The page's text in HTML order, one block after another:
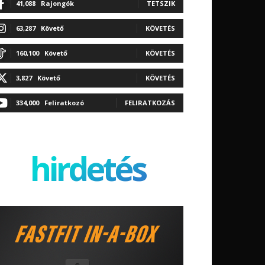
41,088 Rajongók TETSZIK
63,287 Követő KÖVETÉS
160,100 Követő KÖVETÉS
3,827 Követő KÖVETÉS
334,000 Feliratkozó FELIRATKOZÁS
hirdetés